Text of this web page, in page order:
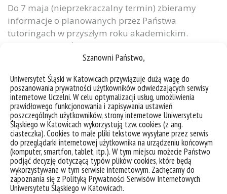
Szanowni Państwo,
Uniwersytet Śląski w Katowicach przywiązuje dużą wagę do
poszanowania prywatności użytkowników odwiedzających serwisy
internetowe Uczelni. W celu optymalizacji usług, umożliwienia
prawidłowego funkcjonowania i zapisywania ustawień
poszczególnych użytkowników, strony internetowe Uniwersytetu
Śląskiego w Katowicach wykorzystują tzw. cookies (z ang.
ciasteczka). Cookies to małe pliki tekstowe wysyłane przez serwis
do przeglądarki internetowej użytkownika na urządzeniu końcowym
(komputer, smartfon, tablet, itp.). W tym miejscu możecie Państwo
podjąć decyzję dotyczącą typów plików cookies, które będą
wykorzystywane w tym serwisie internetowym. Zachęcamy do
zapoznania się z Polityką Prywatności Serwisów Internetowych
Uniwersytetu Śląskiego w Katowicach.
Do 7 maja (nieprzekraczalny termin) zbieramy
informacje o planowanych przez Państwa
tutoringach w przyszłym roku akademickim.
Prosimy o wypełnienie formularza:
https://formularze.us.edu.pl/form/index/7221
wybrać tutora i uzgodnić z nim/nią współpracę na
przyszły rok. Dotyczy to tutorów zatrudnionych na
UŚ, a także pochodzących z innych polski i
zagranicznych ośrodków. Ponieważ...
kategorie:bez kategorii doktoranci
informacje
tagi :formularz tutoring zapisy